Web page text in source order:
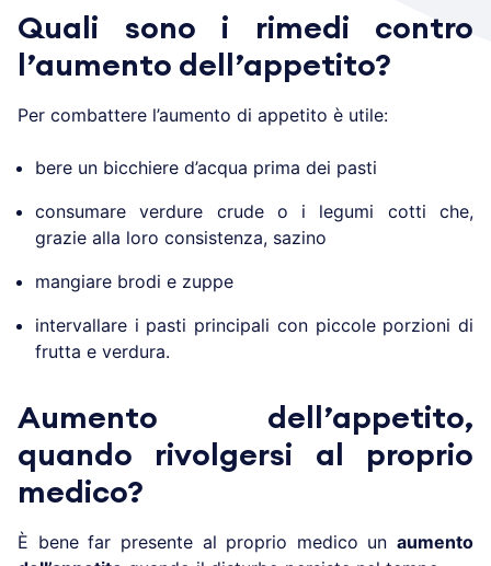
Quali sono i rimedi contro
l’aumento dell’appetito?
Per combattere l’aumento di appetito è utile:
bere un bicchiere d’acqua prima dei pasti
consumare verdure crude o i legumi cotti che,
grazie alla loro consistenza, sazino
mangiare brodi e zuppe
intervallare i pasti principali con piccole porzioni di
frutta e verdura.
Aumento dell’appetito,
quando rivolgersi al proprio
medico?
È bene far presente al proprio medico un aumento